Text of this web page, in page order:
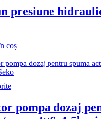
presiune
coș
pompa dozaj
ceara 4×6, 1.5bari-